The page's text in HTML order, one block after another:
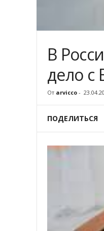
В
дело с
От arvicco -
ПОДЕЛИТЬСЯ